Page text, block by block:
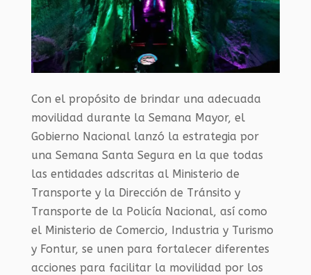
Con el propósito de brindar una adecuada
movilidad durante la Semana Mayor, el
Gobierno Nacional lanzó la estrategia por
una Semana Santa Segura en la que todas
las entidades adscritas al Ministerio de
Transporte y la Dirección de Tránsito y
Transporte de la Policía Nacional, así como
el Ministerio de Comercio, Industria y Turismo
y Fontur, se unen para fortalecer diferentes
acciones para facilitar la movilidad por los